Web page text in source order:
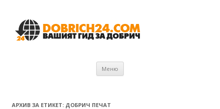
Меню
АРХИВ ЗА ЕТИКЕТ: ДОБРИЧ ПЕЧАТ